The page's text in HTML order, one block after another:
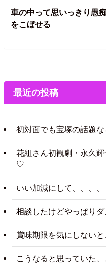
車の中って思いっきり愚痴
をこぼせる
最近の投稿
初対面でも宝塚の話題
花組さん初観劇・永久
♡
いい加減にして、、、、
相談したけどやっぱりダ
賞味期限を気にしないと
こうなると思っていた、